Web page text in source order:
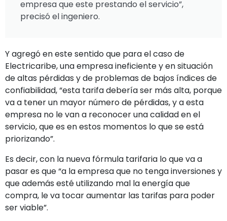
empresa que este prestando el servicio”,
precisó el ingeniero.
Y agregó en este sentido que para el caso de
Electricaribe, una empresa ineficiente y en situación
de altas pérdidas y de problemas de bajos índices de
confiabilidad, “esta tarifa debería ser más alta, porque
va a tener un mayor número de pérdidas, y a esta
empresa no le van a reconocer una calidad en el
servicio, que es en estos momentos lo que se está
priorizando”.
Es decir, con la nueva fórmula tarifaria lo que va a
pasar es que “a la empresa que no tenga inversiones y
que además esté utilizando mal la energía que
compra, le va tocar aumentar las tarifas para poder
ser viable”.